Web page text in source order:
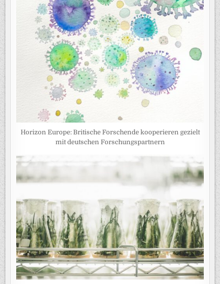
Horizon Europe: Britische Forschende kooperieren gezielt
mit deutschen Forschungspartnern